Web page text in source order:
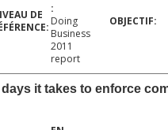
Doing
Business
2011
report
it takes to enforce